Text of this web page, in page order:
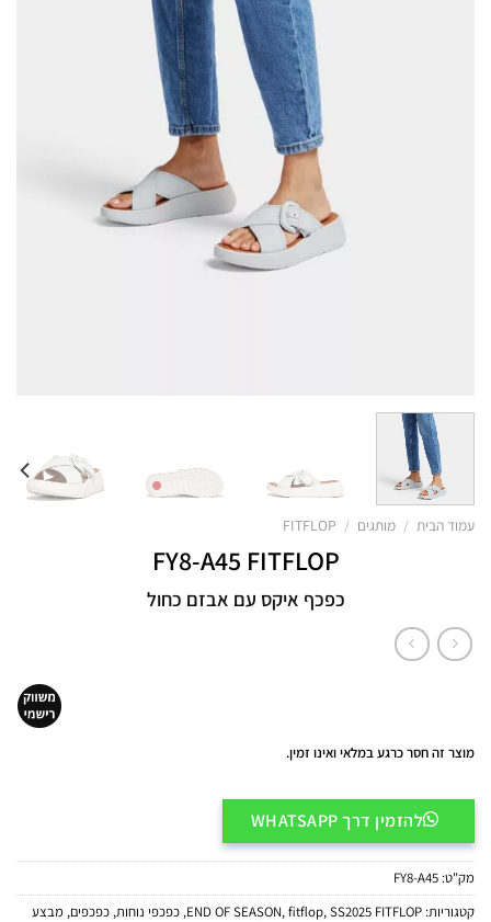
עמוד הבית / מותגים /
FITFLOP
FY8-A45 FITFLOP
כפכף איקס עם אבזם כחול
מוצר זה חסר כרגע במלאי ואינו זמין.
להזמין דרך WHATSAPP
מק"ט: FY8-A45
קטגוריות:
END OF SEASON,fitflop,SS2025 FITFLOP
, כפכפי נוחות, כפכפים, מבצע